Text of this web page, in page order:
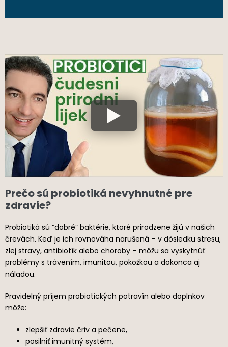
Prečo sú probiotiká nevyhnutné pre
zdravie?
Probiotiká sú “dobré” baktérie, ktoré prirodzene žijú v našich
črevách. Keď je ich rovnováha narušená – v dôsledku stresu,
zlej stravy, antibiotík alebo choroby – môžu sa vyskytnúť
problémy s trávením, imunitou, pokožkou a dokonca aj
náladou.
Pravidelný príjem probiotických potravín alebo doplnkov
môže:
zlepšiť zdravie čriv a pečene,
posilniť imunitný systém,